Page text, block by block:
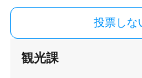
投票しな
観光課